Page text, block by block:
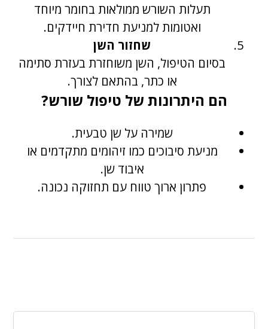
תעלות השורש ממולאות בחומר מיוחד
ואטומות למניעת חדירת חיידקים.
שחזור השן
בסיום הטיפול, השן משוחזרת בעזרת סתימה
או כתר, בהתאם לצורך.
הם היתרונות של טיפול שורש?
שמירה על שן טבעית.
מניעת סיבוכים כמו זיהומים מתקדמים או
איבוד שן.
פתרון ארוך טווח עם תחזוקה נכונה.